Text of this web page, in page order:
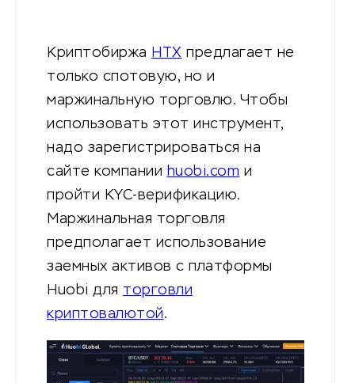
Криптобиржа HTX предлагает не
только спотовую, но и
маржинальную торговлю. Чтобы
использовать этот инструмент,
надо зарегистрироваться на
сайте компании huobi.com и
пройти KYC-верификацию.
Маржинальная торговля
предполагает использование
заемных активов с платформы
Huobi для торговли
криптовалютой.